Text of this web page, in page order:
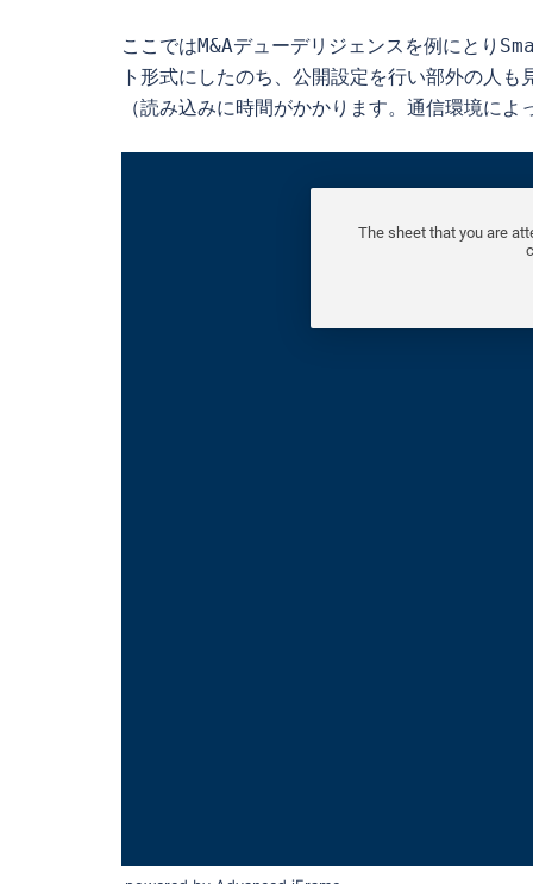
ここではM&Aデューデリジェンスを例にとり
ト形式にしたのち、公開設定を行い部外の人も
（読み込みに時間がかかります。通信環境に